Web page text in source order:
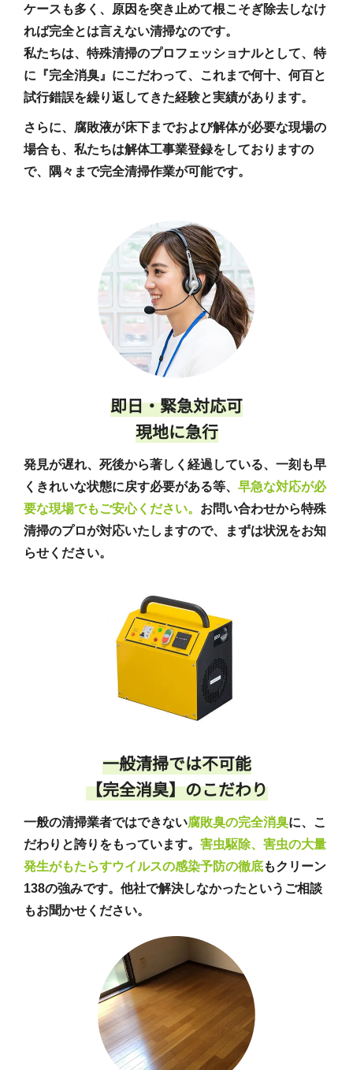
ケースも多く、原因を突き止めて根こそぎ除去しなけ
れば完全とは言えない清掃なのです。
私たちは、特殊清掃のプロフェッショナルとして、特
に『完全消臭』にこだわって、これまで何十、何百と
試行錯誤を繰り返してきた経験と実績があります。
さらに、腐敗液が床下までおよび解体が必要な現場の
場合も、私たちは解体工事業登録をしておりますの
で、隅々まで完全清掃作業が可能です。
即日・緊急対応可
現地に急行
発見が遅れ、死後から著しく経過している、一刻も早
くきれいな状態に戻す必要がある等、 早急な対応が必
要な現場でもご安心ください。 お問い合わせから特殊
清掃のプロが対応いたしますので、まずは状況をお知
らせください。
一般清掃では不可能
【完全消臭】のこだわり
一般の清掃業者ではできない腐敗臭の完全消臭に、こ
だわりと誇りをもっています。 害虫駆除、害虫の大量
発生がもたらすウイルスの感染予防の徹底もクリーン
138の強みです。他社で解決しなかったというご相談
もお聞かせください。